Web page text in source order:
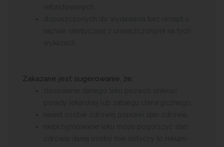
Zakazane jest sugerowanie, że: